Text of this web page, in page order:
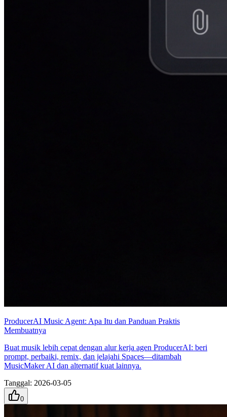
ProducerAI Music Agent: Apa Itu dan Panduan Praktis
Membuatnya
Buat musik lebih cepat dengan alur kerja agen ProducerAI: beri
prompt, perbaiki, remix, dan jelajahi Spaces—ditambah
MusicMaker AI dan alternatif kuat lainnya.
Tanggal: 2026-03-05
0